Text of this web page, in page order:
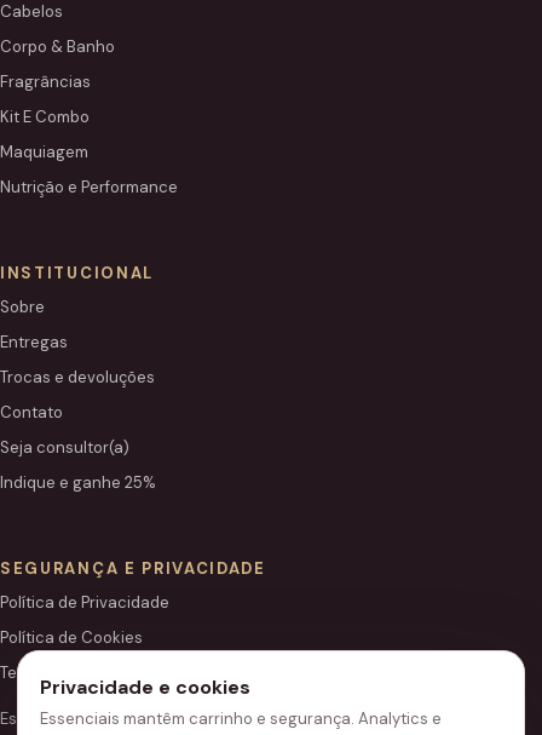
Cabelos
Corpo & Banho
Fragrâncias
Kit E Combo
Maquiagem
Nutrição e Performance
INSTITUCIONAL
Sobre
Entregas
Trocas e devoluções
Contato
Seja consultor(a)
Indique e ganhe 25%
SEGURANÇA E PRIVACIDADE
Política de Privacidade
Política de Cookies
Termos de Uso
Este site é independente e não é o portal institucional oficial
Privacidade e cookies
Essenciais mantêm carrinho e segurança. Analytics e